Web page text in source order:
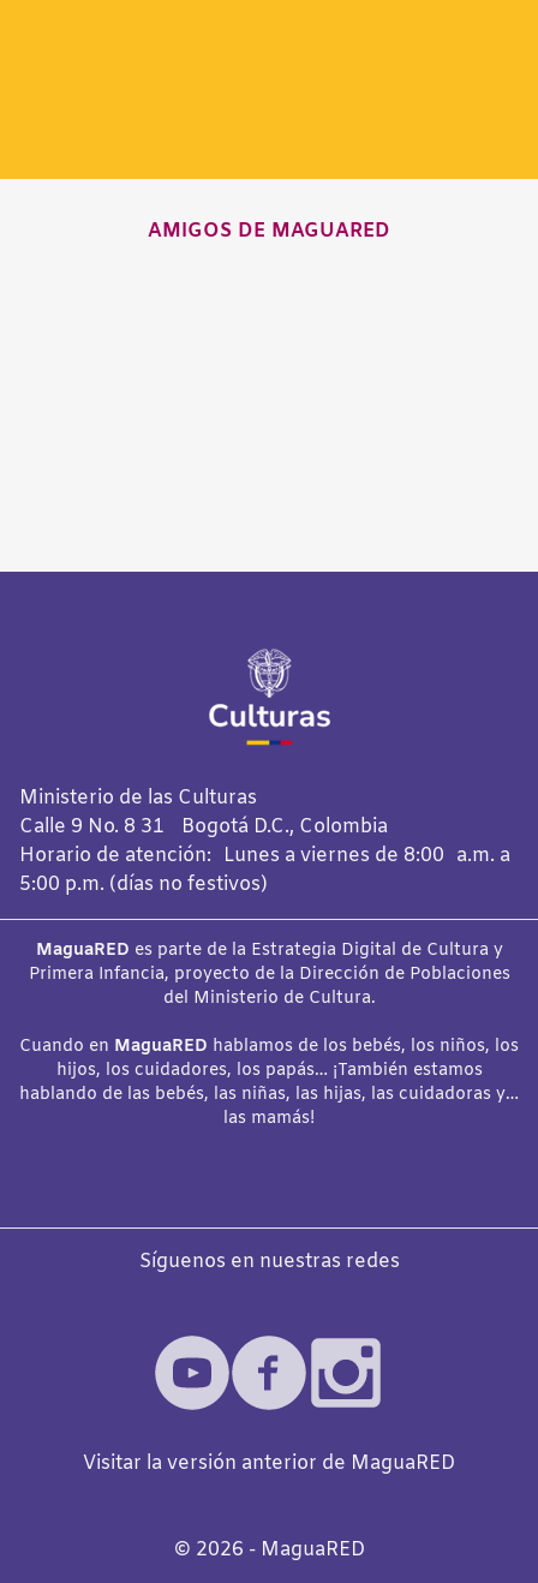
AMIGOS DE MAGUARED
Ministerio de las Culturas
Calle 9 No. 8 31 Bogotá D.C., Colombia
Horario de atención: Lunes a viernes de 8:00 a.m. a
5:00 p.m. (días no festivos)
MaguaRED es parte de la Estrategia Digital de Cultura y
Primera Infancia, proyecto de la Dirección de Poblaciones
del Ministerio de Cultura.
Cuando en MaguaRED hablamos de los bebés, los niños, los
hijos, los cuidadores, los papás… ¡También estamos
hablando de las bebés, las niñas, las hijas, las cuidadoras y…
las mamás!
Síguenos en nuestras redes
Visitar la versión anterior de MaguaRED
©️ 2026 - MaguaRED